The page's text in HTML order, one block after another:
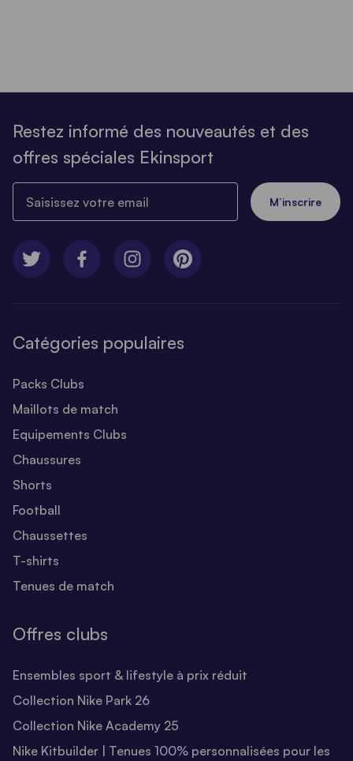
Restez informé des nouveautés et des
offres spéciales Ekinsport
M’inscrire
Catégories populaires
Packs Clubs
Maillots de match
Equipements Clubs
Chaussures
Shorts
Football
Chaussettes
T-shirts
Tenues de match
Offres clubs
Ensembles sport & lifestyle à prix réduit
Collection Nike Park 26
Collection Nike Academy 25
Nike Kitbuilder | Tenues 100% personnalisées pour les